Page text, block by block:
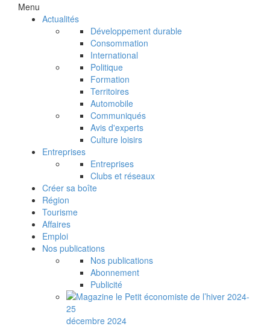
Menu
Actualités
Développement durable
Consommation
International
Politique
Formation
Territoires
Automobile
Communiqués
Avis d'experts
Culture loisirs
Entreprises
Entreprises
Clubs et réseaux
Créer sa boîte
Région
Tourisme
Affaires
Emploi
Nos publications
Nos publications
Abonnement
Publicité
décembre 2024